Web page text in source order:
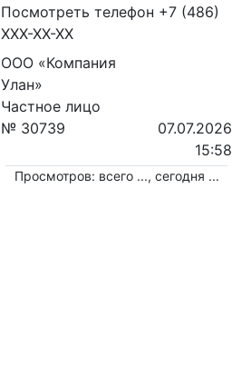
Посмотреть телефон +7 (486)
XXX-XX-XX
ООО «Компания
Улан»
Частное лицо
№ 30739
07.07.2026
15:58
Просмотров: всего ..., сегодня ...